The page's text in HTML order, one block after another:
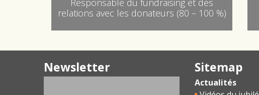
Responsable du fundraising et des
relations avec les donateurs (80 – 100 %)
Newsletter Sitemap
Actualités